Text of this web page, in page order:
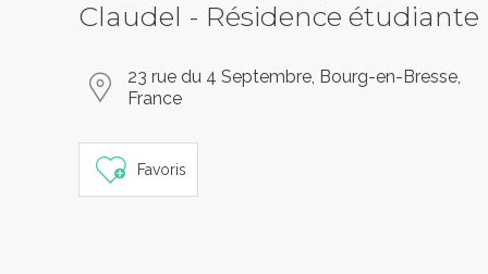
Claudel - Résidence étudiante
23 rue du 4 Septembre, Bourg-en-Bresse,
France
Favoris